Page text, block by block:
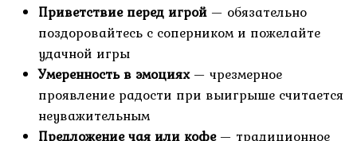
Приветствие перед игрой — обязательно
поздоровайтесь с соперником и пожелайте
удачной игры
Умеренность в эмоциях— чрезмерное
проявление радости при выигрыше считается
неуважительным
Предложение чая или кофе— традиционное